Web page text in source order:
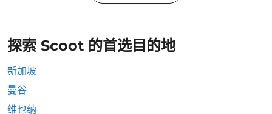
探索 Scoot 的首选目的地
新加坡
曼谷
维也纳